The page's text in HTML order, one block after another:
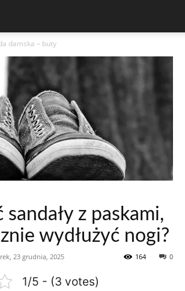
damska – buty
sandały z paskami,
wydłużyć nogi?
23 grudnia, 2025 0
164
1/5 - (3 votes)